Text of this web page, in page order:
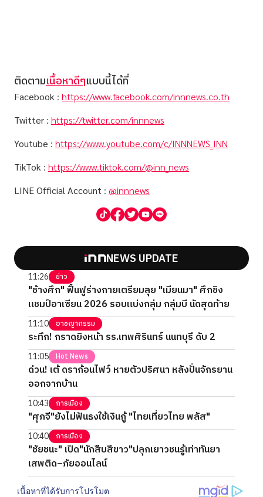
ติดตามเนื้อหาดีๆแบบนี้ได้ที่
Facebook : https://www.facebook.com/innnews.co.th
Twitter : https://twitter.com/innnews
Youtube : https://www.youtube.com/c/INNNEWS_INN
TikTok : https://www.tiktok.com/@inn_news
LINE Official Account : @innnews
NEWS UPDATE
11:26 ข่าว
"ช้างศึก" ฟื้นฟูร่างกายเตรียมลุย "เมียนมา" ศึกชิง
แชมป์อาเซียน 2026 รอบแบ่งกลุ่ม กลุ่มบี นัดสุดท้าย
11:10 อาชญากรรม
ระทึก! กราดยิงหน้า รร.เทพศิรินทร์ นนทบุรี ดับ 2
11:05 Hot News
ด่วน! เต้ ดราก้อนไฟว์ หายตัวปริศนา หลังปั่นจักรยาน
ออกจากบ้าน
10:43 การเมือง
"ศุภจี"ยังไม่ฟันธงใช้เงินกู้ "ไทยเที่ยวไทย พลัส"
10:40 การเมือง
"ชัยชนะ" เปิด"นักสืบสีขาว"ปลุกเยาวชนรู้เท่าทันยา
เสพติด–ภัยออนไลน์